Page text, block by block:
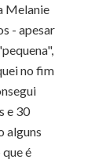
Melanie
- apesar
no fim
e 30
alguns
é